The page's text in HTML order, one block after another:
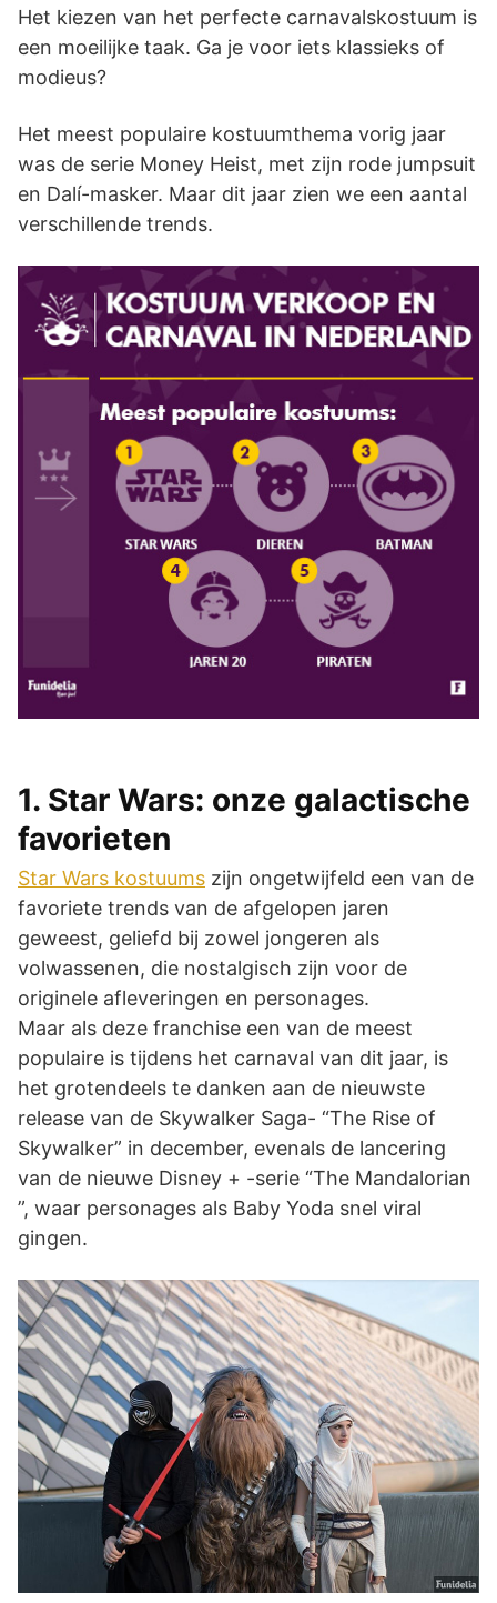
Het kiezen van het perfecte carnavalskostuum is
een moeilijke taak. Ga je voor iets klassieks of
modieus?
Het meest populaire kostuumthema vorig jaar
was de serie Money Heist, met zijn rode jumpsuit
en Dalí-masker. Maar dit jaar zien we een aantal
verschillende trends.
1. Star Wars: onze galactische
favorieten
Star Wars kostuums zijn ongetwijfeld een van de
favoriete trends van de afgelopen jaren
geweest, geliefd bij zowel jongeren als
volwassenen, die nostalgisch zijn voor de
originele afleveringen en personages.
Maar als deze franchise een van de meest
populaire is tijdens het carnaval van dit jaar, is
het grotendeels te danken aan de nieuwste
release van de Skywalker Saga- “The Rise of
Skywalker” in december, evenals de lancering
van de nieuwe Disney + -serie “The Mandalorian
”, waar personages als Baby Yoda snel viral
gingen.